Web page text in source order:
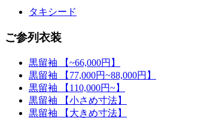
タキシード
ご参列衣装
黒留袖 【~66,000円】
黒留袖 【77,000円~88,000円】
黒留袖 【110,000円~】
黒留袖 【小さめ寸法】
黒留袖 【大きめ寸法】